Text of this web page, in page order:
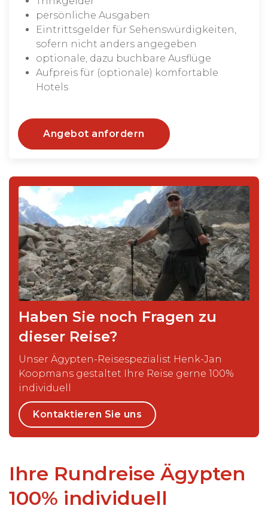
persönliche Ausgaben
Eintrittsgelder für Sehenswürdigkeiten,
sofern nicht anders angegeben
optionale, dazu buchbare Ausflüge
Aufpreis für (optionale) komfortable
Hotels
Angebot anfordern
Haben Sie noch Fragen zu
dieser Reise?
Unser Ägypten-Reisespezialist Henk-Jan
Koopmans gestaltet Ihre Reise gerne 100%
individuell
Kontaktieren Sie uns
Ihre Rundreise Ägypten
100% individuell